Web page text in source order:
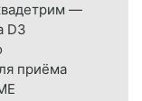
—
D3
приёма